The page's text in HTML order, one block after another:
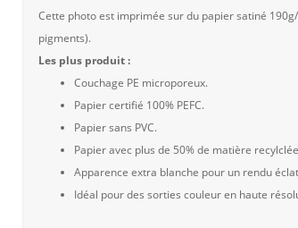
Cette photo est imprimée sur du papier satiné
pigments).
Les plus produit :
Couchage PE microporeux.
Papier certifié 100% PEFC.
Papier sans PVC.
Papier avec plus de 50% de matière
Apparence extra blanche pour un rendu
Idéal pour des sorties couleur en haute